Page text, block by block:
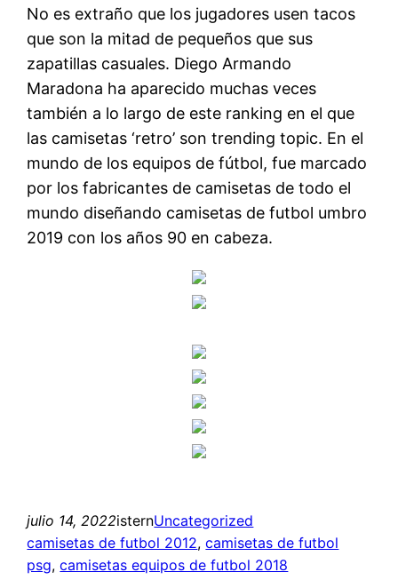
No es extraño que los jugadores usen tacos
que son la mitad de pequeños que sus
zapatillas casuales. Diego Armando
Maradona ha aparecido muchas veces
también a lo largo de este ranking en el que
las camisetas ‘retro’ son trending topic. En el
mundo de los equipos de fútbol, fue marcado
por los fabricantes de camisetas de todo el
mundo diseñando camisetas de futbol umbro
2019 con los años 90 en cabeza.
julio 14, 2022isternUncategorized
camisetas de futbol 2012, camisetas de futbol
psg, camisetas equipos de futbol 2018